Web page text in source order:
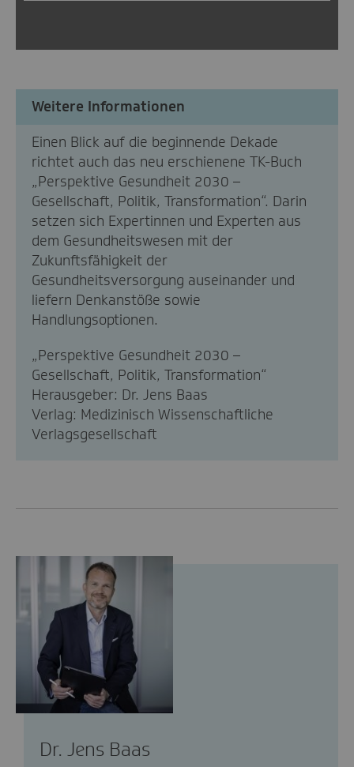
Weitere Informationen
Einen Blick auf die beginnende Dekade
richtet auch das neu erschienene TK-Buch
„Perspektive Gesundheit 2030 –
Gesellschaft, Politik, Transformation“. Darin
setzen sich Expertinnen und Experten aus
dem Gesundheitswesen mit der
Zukunftsfähigkeit der
Gesundheitsversorgung auseinander und
liefern Denkanstöße sowie
Handlungsoptionen.
„Perspektive Gesundheit 2030 –
Gesellschaft, Politik, Transformation“
Herausgeber: Dr. Jens Baas
Verlag: Medizinisch Wissenschaftliche
Verlagsgesellschaft
Dr. Jens Baas